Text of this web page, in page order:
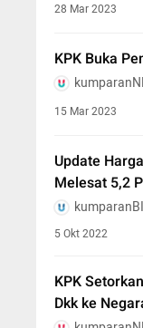
28 Mar 2023
KPK Buka
15 Mar 2023
Update
Melesat 5,2
5 Okt 2022
KPK
Dkk ke